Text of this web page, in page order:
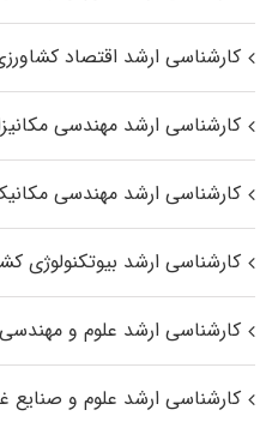
کارشناسی ارشد اقتصاد
کارشناسی ارشد مهندسی
کارشناسی ارشد مهندسی
کارشناسی ارشد بیوتکنولوژی
کارشناسی ارشد علوم و
کارشناسی ارشد علوم و صنایع